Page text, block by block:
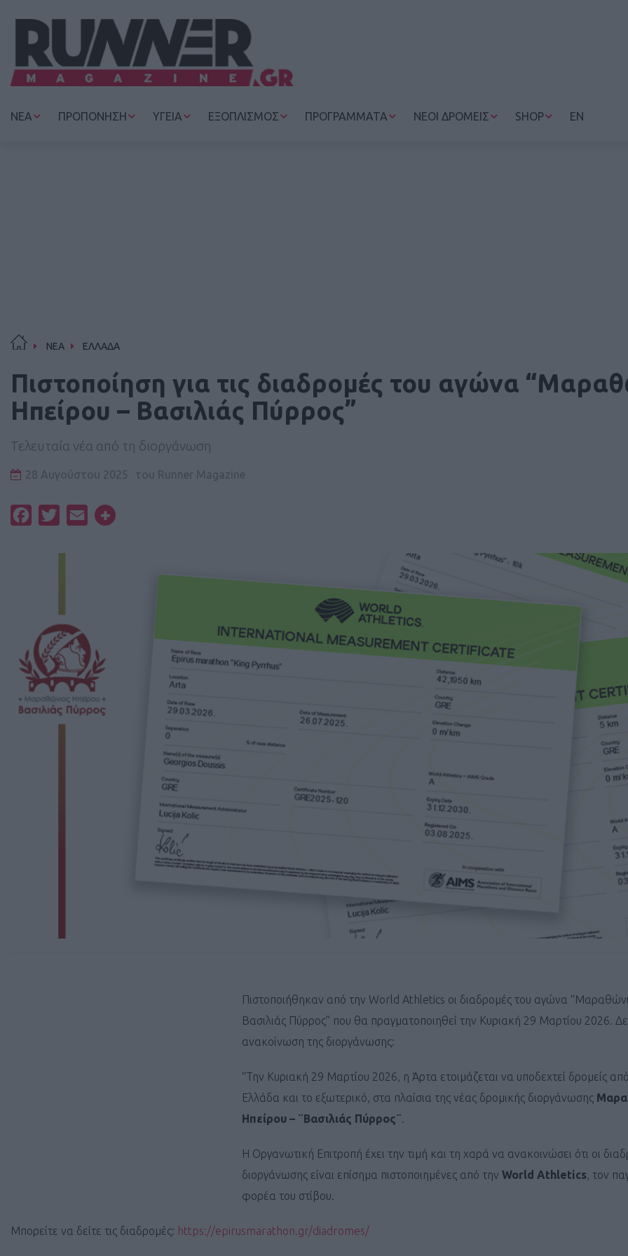
ΝΕΑ ΠΡΟΠΟΝΗΣΗ ΥΓΕΙΑ ΕΞΟΠΛΙΣΜΟΣ ΠΡΟΓΡΑΜΜΑΤΑ ΝΕΟΙ ΔΡΟΜΕΙΣ SHOP EN
ΝΕΑ ΕΛΛΑΔΑ
Πιστοποίηση για τις διαδρομές του αγώνα
Ηπείρου – Βασιλιάς Πύρρος”
Τελευταία νέα από τη διοργάνωση
28 Αυγούστου 2025 του Runner Magazine
FacebookTwitterEmail
Πιστοποιήθηκαν από την World Athletics οι διαδρομές του αγώνα
Βασιλιάς Πύρρος” που θα πραγματοποιηθεί την Κυριακή 29 Μαρτίου 2026.
ανακοίνωση της διοργάνωσης:
“Την Κυριακή 29 Μαρτίου 2026, η Άρτα ετοιμάζεται να υποδεχτεί δρομείς
Ελλάδα και το εξωτερικό, στα πλαίσια της νέας δρομικής διοργάνωσης
Ηπείρου – ¨Βασιλιάς Πύρρος¨.
Η Οργανωτική Επιτροπή έχει την τιμή και τη χαρά να ανακοινώσει ότι οι
διοργάνωσης είναι επίσημα πιστοποιημένες από την World Athletics, τον
φορέα του στίβου.
Μπορείτε να δείτε τις διαδρομές: https://epirusmarathon.gr/diadromes/